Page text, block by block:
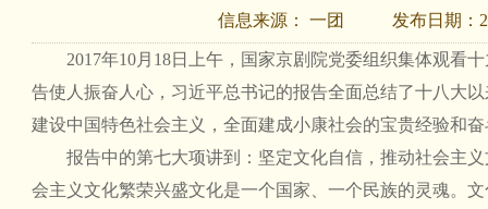
信息来源： 一团 发布日期：
2017年10月18日上午，国家京剧院党委组织集体观看十
告使人振奋人心，习近平总书记的报告全面总结了十八大
建设中国特色社会主义，全面建成小康社会的宝贵经验和
报告中的第七大项讲到：坚定文化自信，推动社会主义
会主义文化繁荣兴盛文化是一个国家、一个民族的灵魂。